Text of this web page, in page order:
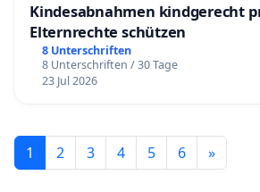
Kindesabnahmen kindgerecht
Elternrechte schützen
8 Unterschriften
8 Unterschriften / 30 Tage
23 Jul 2026
1 2 3 4 5 6 »